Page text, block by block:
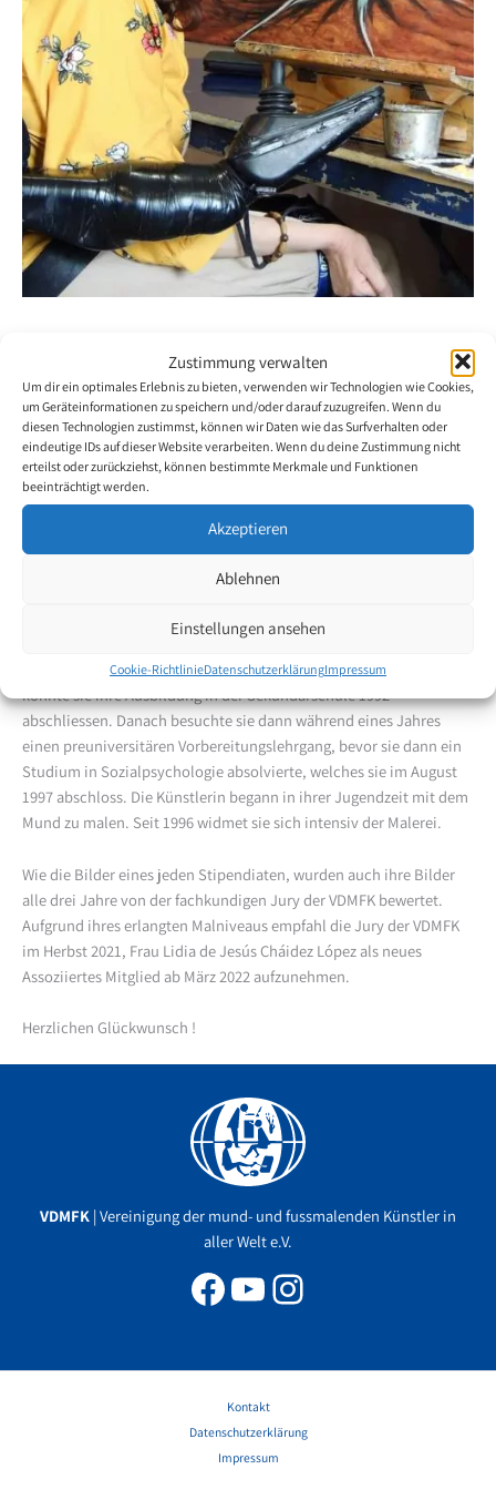
Zustimmung verwalten
Um dir ein optimales Erlebnis zu bieten, verwenden wir Technologien wie Cookies,
um Geräteinformationen zu speichern und/oder darauf zuzugreifen. Wenn du
diesen Technologien zustimmst, können wir Daten wie das Surfverhalten oder
eindeutige IDs auf dieser Website verarbeiten. Wenn du deine Zustimmung nicht
erteilst oder zurückziehst, können bestimmte Merkmale und Funktionen
beeinträchtigt werden.
Akzeptieren
Ablehnen
Einstellungen ansehen
Cookie-RichtlinieDatenschutzerklärungImpressum
9. März 2022
Die VDMFK heisst Frau Lidia de Jesús Cháidez López als neues
Assoziiertes Mitglied willkommen. Anlässlich der Vorstandssitzung
im November 2021 haben die Vorstandsmitglieder ihrer
Mitgliedschaft einstimmig zugestimmt.
Lidia de Jesus Cháidez López wurde am 14. März 1970 in Culiacan
Sekundarschule. Im April 1983 wurde sie in einen schweren
Autounfall verwickelt, der eine Quadriplegie zur Folge hatte. Durch
die Unter-stützung einer lokal ansässigen Behindertenvereinigung
konnte sie ihre Ausbildung in der Sekundarschule 1992
abschliessen. Danach besuchte sie dann während eines Jahres
einen preuniversitären Vorbereitungslehrgang, bevor sie dann ein
Studium in Sozialpsychologie absolvierte, welches sie im August
1997 abschloss. Die Künstlerin begann in ihrer Jugendzeit mit dem
Mund zu malen. Seit 1996 widmet sie sich intensiv der Malerei.
Wie die Bilder eines jeden Stipendiaten, wurden auch ihre Bilder
alle drei Jahre von der fachkundigen Jury der VDMFK bewertet.
Aufgrund ihres erlangten Malniveaus empfahl die Jury der VDMFK
im Herbst 2021, Frau Lidia de Jesús Cháidez López als neues
Assoziiertes Mitglied ab März 2022 aufzunehmen.
Herzlichen Glückwunsch !
VDMFK | Vereinigung der mund- und fussmalenden Künstler in
aller Welt e.V.
Facebook
YouTube
Instagram
Kontakt
Datenschutzerklärung
Impressum